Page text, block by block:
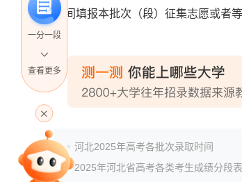
一分一段
专家指导课
查看更多
间填报本批次（段）征集志愿或者
河北2025年高考各批次录取时间
2025年河北省高考各类考生成绩分段表